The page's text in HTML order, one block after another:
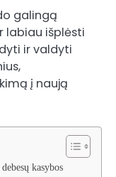
galingą
labiau išplėsti
ir valdyti
į naują
kasybos